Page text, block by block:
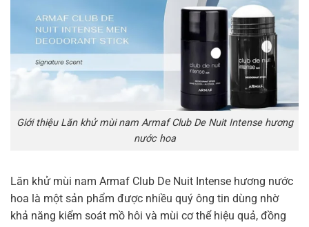
Giới thiệu Lăn khử mùi nam Armaf Club De Nuit Intense hương
nước hoa
Lăn khử mùi nam Armaf Club De Nuit Intense hương nước
hoa là một sản phẩm được nhiều quý ông tin dùng nhờ
khả năng kiểm soát mồ hôi và mùi cơ thể hiệu quả, đồng